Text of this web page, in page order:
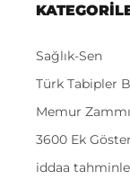
Sağlık-Sen
Türk Tabipler
Memur Zammı
3600 Ek
iddaa